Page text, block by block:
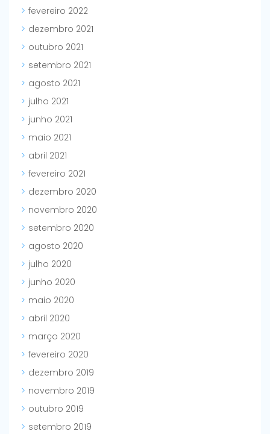
fevereiro 2022
dezembro 2021
outubro 2021
setembro 2021
agosto 2021
julho 2021
junho 2021
maio 2021
abril 2021
fevereiro 2021
dezembro 2020
novembro 2020
setembro 2020
agosto 2020
julho 2020
junho 2020
maio 2020
abril 2020
março 2020
fevereiro 2020
dezembro 2019
novembro 2019
outubro 2019
setembro 2019